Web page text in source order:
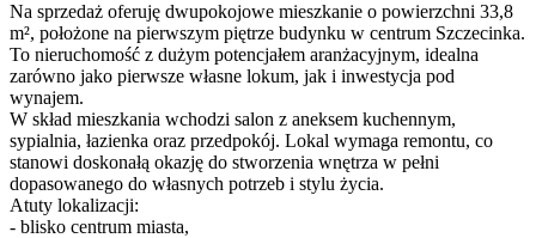
Na sprzedaż oferuję dwupokojowe mieszkanie o powierzchni 33,8
m², położone na pierwszym piętrze budynku w centrum Szczecinka.
To nieruchomość z dużym potencjałem aranżacyjnym, idealna
zarówno jako pierwsze własne lokum, jak i inwestycja pod
wynajem.
W skład mieszkania wchodzi salon z aneksem kuchennym,
sypialnia, łazienka oraz przedpokój. Lokal wymaga remontu, co
stanowi doskonałą okazję do stworzenia wnętrza w pełni
dopasowanego do własnych potrzeb i stylu życia.
Atuty lokalizacji:
- blisko centrum miasta,